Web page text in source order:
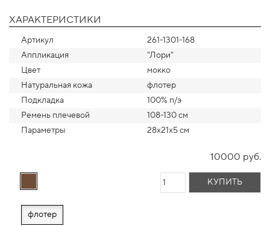
ХАРАКТЕРИСТИКИ
Артикул
261-1301-168
Аппликация
"Лори"
Цвет
мокко
Натуральная кожа
флотер
Подкладка
100% п/э
Ремень плечевой
108-130 см
Параметры
28х21х5 см
10000 руб.
КУПИТЬ
флотер